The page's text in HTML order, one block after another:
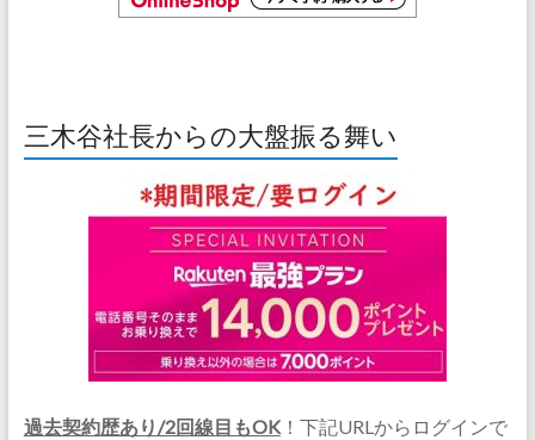
三木谷社長からの大盤振る舞い
過去契約歴あり/2回線目もOK！下記URLからログインで